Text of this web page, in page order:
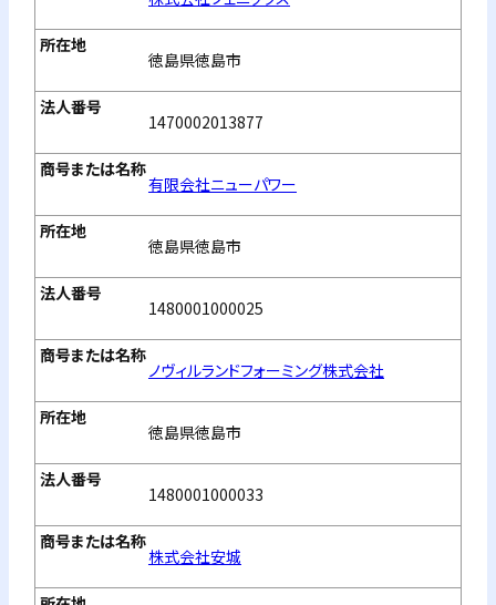
徳島県徳島市
1470002013877
有限会社ニューパワー
徳島県徳島市
1480001000025
ノヴィルランドフォーミング株式会社
徳島県徳島市
1480001000033
株式会社安城